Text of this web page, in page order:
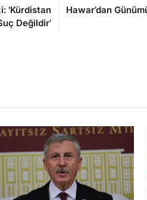
'Kürdistan
Değildir'
Hawar’dan